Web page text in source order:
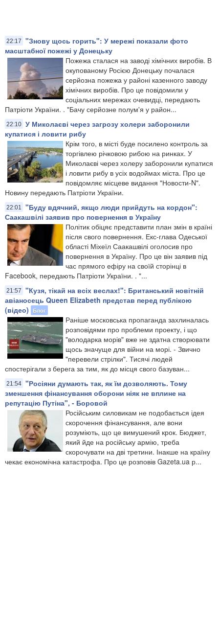
22:17
"Знову щось горить": У мережі показали фото
масштабної пожежі у Донецьку
Пожежа сталася на заводі хімічних виробів. В
окупованому Росією Донецьку почалася
серйозна пожежа у районі казенного заводу
хімічних виробів. Про це повідомили у
соціальних мережах очевидці, передають
Патріоти України. . "Бачу серйозне полум'я у район...
22:10 У Миколаєві через загрозу холери заборонили
купатися і ловити рибу
Крім того, в місті буде посилено контроль за
торгівлею річковою рибою на ринках. У
Миколаєві через холеру заборонили купатися
і ловити рибу в усіх водоймах міста. Про це
повідомляє місцеве видання "Новости-N".
Новину передають Патріоти України.
22:01
"Буду вдячний, якщо люди прийдуть на кордон":
Саакашвілі заявив про повернення в Україну
Політик обіцяє представити план змін в країні
після свого повернення. Екс-глава Одеської
області Міхеїл Саакашвілі оголосив про
повернення в Україну. Про це він заявив під
час прямого ефіру на своїй сторінці в
Facebook, передають Патріоти України. . "...
21:57
"Кузя, тікай на всіх веслах!": Британський новітній
авіаносець Queen Elizabeth представ перед публікою
(відео)
Блог
Раніше московська пропаганда захлиналась
розповідями про проблеми проекту, і що
"володарка морів" вже не здатна створювати
щось значуще для війни на морі. - Звично
"перевели стрілки". Тисячі людей
спостерігали з берега за тим, як до місця свого базуван...
21:54 "Росіяни думають так, як їм дозволяють. Тому
зменшення фінансування оборони ніяк не вплине на
репутацію Путіна", - Боровой
Російським силовикам не подобається ідея
скорочення фінансування, але вони
розуміють, що це вимушений крок. Бюджет,
який йде на російську армію, треба
скорочувати на дві третини. Інакше на країну
чекає економічна катастрофа. Про це розповів Gazeta.ua р...